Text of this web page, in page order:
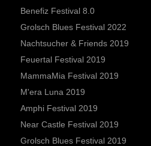
Benefiz Festival 8.0
Grolsch Blues Festival 2022
Nachtsucher & Friends 2019
Feuertal Festival 2019
MammaMia Festival 2019
M'era Luna 2019
Amphi Festival 2019
Near Castle Festival 2019
Grolsch Blues Festival 2019